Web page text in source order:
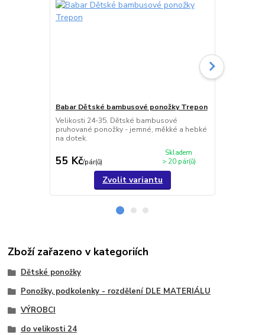
Babar Dětské bambusové ponožky Trepon
Velikosti 24-35. Dětské bambusové
pruhované ponožky - jemné, měkké a hebké
na dotek.
55 Kč/pár(ů)
Skladem
> 20 pár(ů)
Zvolit variantu
Zboží zařazeno v kategoriích
Dětské ponožky
Ponožky, podkolenky - rozdělení DLE MATERIÁLU
VÝROBCI
do velikosti 24